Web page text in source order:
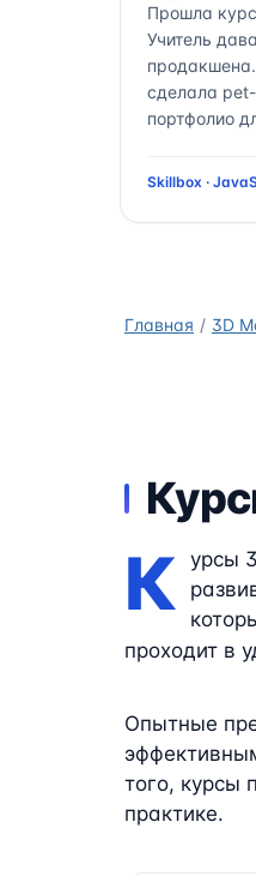
Прошла
Учитель
сделала
портфолио
Skillbox ·
Главная 3D
К
урсы
проходит в
Опытные
того, курсы
практике.